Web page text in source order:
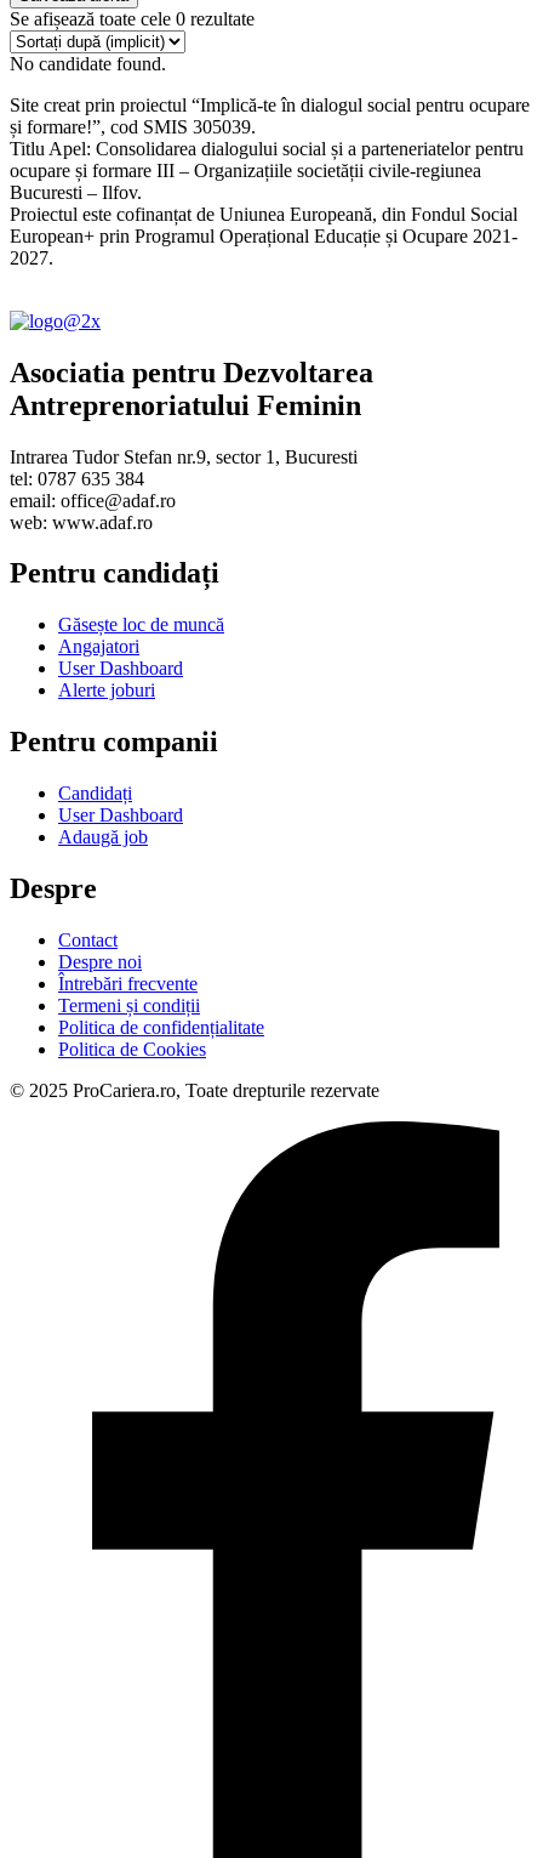
Se afișează toate cele 0 rezultate
No candidate found.
Site creat prin proiectul “Implică-te în dialogul social pentru ocupare
și formare!”, cod SMIS 305039.
Titlu Apel: Consolidarea dialogului social și a parteneriatelor pentru
ocupare și formare III – Organizațiile societății civile-regiunea
Bucuresti – Ilfov.
Proiectul este cofinanțat de Uniunea Europeană, din Fondul Social
European+ prin Programul Operațional Educație și Ocupare 2021-
2027.
Asociatia pentru Dezvoltarea
Antreprenoriatului Feminin
Intrarea Tudor Stefan nr.9, sector 1, Bucuresti
tel: 0787 635 384
email: office@adaf.ro
web: www.adaf.ro
Pentru candidați
Găsește loc de muncă
Angajatori
User Dashboard
Alerte joburi
Pentru companii
Candidați
User Dashboard
Adaugă job
Despre
Contact
Despre noi
Întrebări frecvente
Termeni și condiții
Politica de confidențialitate
Politica de Cookies
© 2025 ProCariera.ro, Toate drepturile rezervate